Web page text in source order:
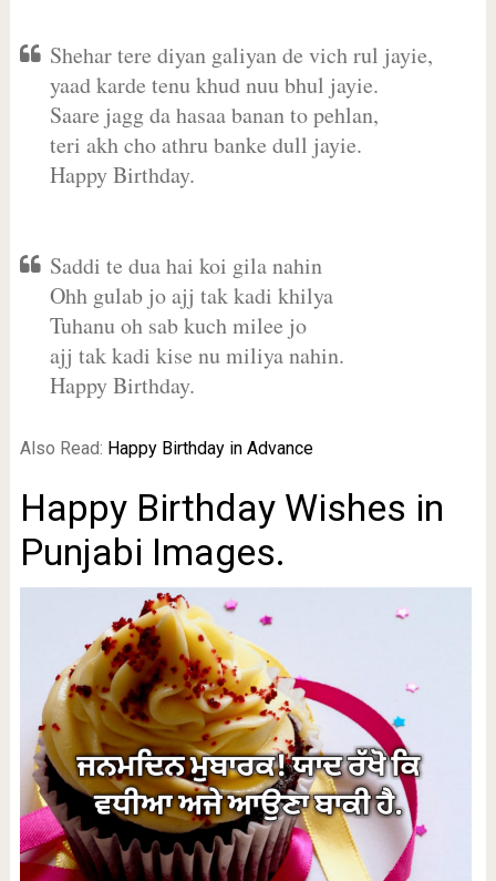
Shehar tere diyan galiyan de vich rul jayie,
yaad karde tenu khud nuu bhul jayie.
Saare jagg da hasaa banan to pehlan,
teri akh cho athru banke dull jayie.
Happy Birthday.
Saddi te dua hai koi gila nahin
Ohh gulab jo ajj tak kadi khilya
Tuhanu oh sab kuch milee jo
ajj tak kadi kise nu miliya nahin.
Happy Birthday.
Also Read: Happy Birthday in Advance
Happy Birthday Wishes in
Punjabi Images.